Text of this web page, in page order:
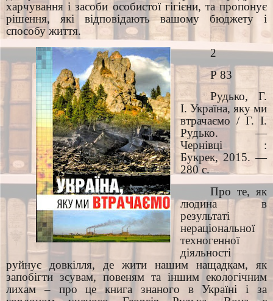
харчування і засоби особистої гігієни, та пропонує
рішення, які відповідають вашому бюджету і
способу життя.
2
Р 83
Рудько, Г.
І. Україна, яку ми
втрачаємо / Г. І.
Рудько. —
Чернівці :
Букрек, 2015. —
280 с.
Про те, як
людина в
результаті
нераціональної
техногенної
діяльності
руйнує довкілля, де жити нашим нащадкам, як
запобігти зсувам, повеням та іншим екологічним
лихам – про це книга знаного в Україні і за